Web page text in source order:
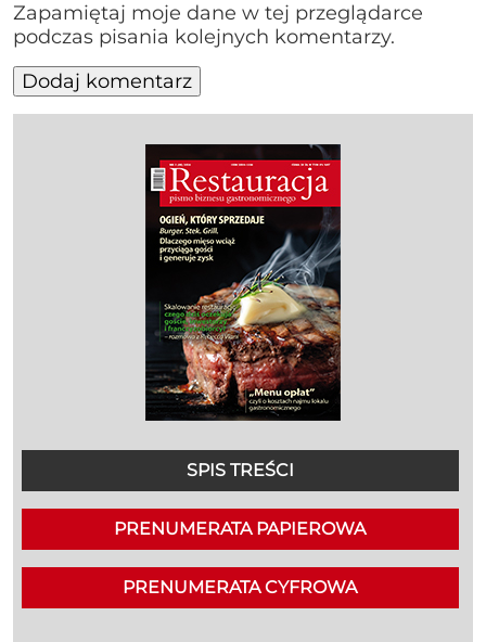
Zapamiętaj moje dane w tej przeglądarce
podczas pisania kolejnych komentarzy.
SPIS TREŚCI
PRENUMERATA PAPIEROWA
PRENUMERATA CYFROWA